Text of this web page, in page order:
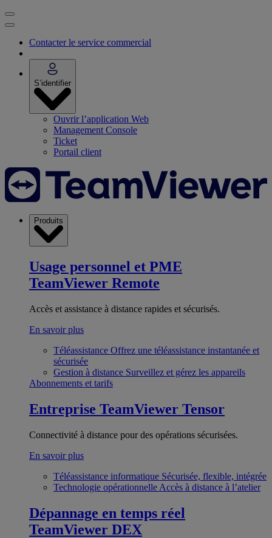
Contacter le service commercial
S’identifier
Ouvrir l’application Web
Management Console
Ticket
Portail client
Produits
Usage personnel et PME
TeamViewer Remote
Accès et assistance à distance rapides et sécurisés.
En savoir plus
Téléassistance Offrez une téléassistance instantanée et
sécurisée
Gestion à distance Surveillez et gérez les appareils
Abonnements et tarifs
Entreprise TeamViewer Tensor
Connectivité à distance pour des opérations sécurisées.
En savoir plus
Téléassistance informatique Sécurisée, flexible, intégrée
Technologie opérationnelle Accès à distance à l’atelier
Dépannage en temps réel
TeamViewer DEX